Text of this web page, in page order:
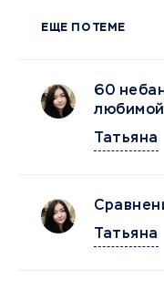
ЕЩЕ ПО ТЕМЕ
60
Татьяна
Татьяна